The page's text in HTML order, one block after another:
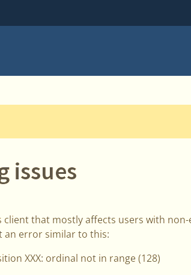
issues
that mostly affects users with
an error similar to this:
XXX: ordinal not in range (128)